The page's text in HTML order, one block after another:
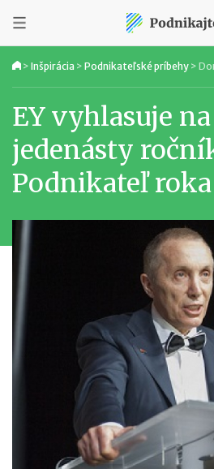
> Inšpirácia > Podnikateľské príbehy >
EY vyhlasuje
jedenásty
Podnikateľ roka